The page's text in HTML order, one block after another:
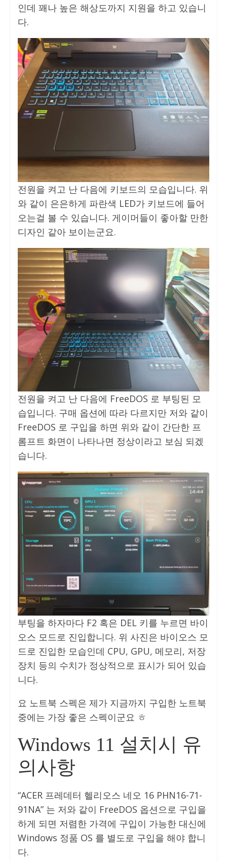
인데 꽤나 높은 해상도까지 지원을 하고 있습니
다.
전원을 켜고 난 다음에 키보드의 모습입니다. 위
와 같이 은은하게 파란색 LED가 키보드에 들어
오는걸 볼 수 있습니다. 게이머들이 좋아할 만한
디자인 같아 보이는군요.
전원을 켜고 난 다음에 FreeDOS 로 부팅된 모
습입니다. 구매 옵션에 따라 다르지만 저와 같이
FreeDOS 로 구입을 하면 위와 같이 간단한 프
롬프트 화면이 나타나면 정상이라고 보심 되겠
습니다.
부팅을 하자마다 F2 혹은 DEL 키를 누르면 바이
오스 모드로 진입합니다. 위 사진은 바이오스 모
드로 진입한 모습인데 CPU, GPU, 메모리, 저장
장치 등의 수치가 정상적으로 표시가 되어 있습
니다.
요 노트북 스펙은 제가 지금까지 구입한 노트북
중에는 가장 좋은 스펙이군요 ㅎ
Windows 11 설치시 유
의사항
“ACER 프레데터 헬리오스 네오 16 PHN16-71-
91NA” 는 저와 같이 FreeDOS 옵션으로 구입을
하게 되면 저렴한 가격에 구입이 가능한 대신에
Windows 정품 OS 를 별도로 구입을 해야 합니
다.